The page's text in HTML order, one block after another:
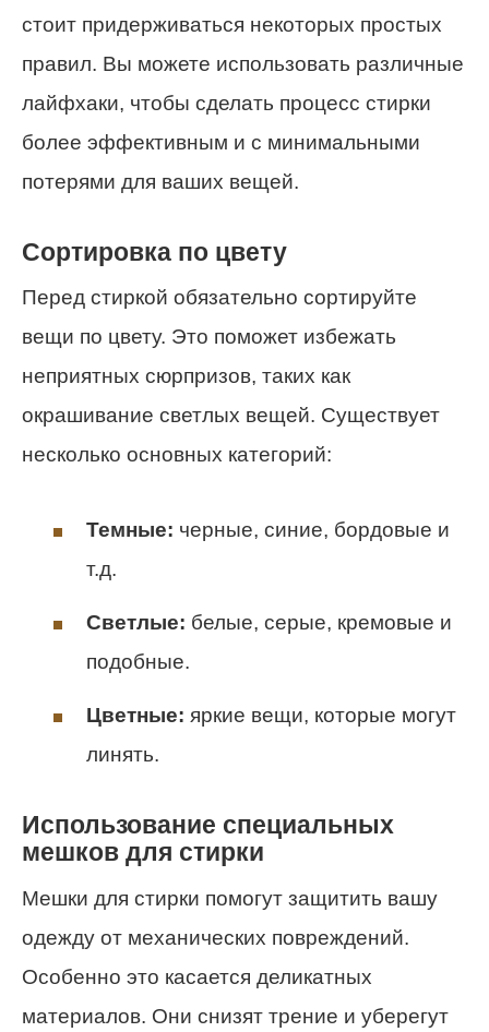
стоит придерживаться некоторых простых
правил. Вы можете использовать различные
лайфхаки, чтобы сделать процесс стирки
более эффективным и с минимальными
потерями для ваших вещей.
Сортировка по цвету
Перед стиркой обязательно сортируйте
вещи по цвету. Это поможет избежать
неприятных сюрпризов, таких как
окрашивание светлых вещей. Существует
несколько основных категорий:
Темные: черные, синие, бордовые и
т.д.
Светлые: белые, серые, кремовые и
подобные.
Цветные: яркие вещи, которые могут
линять.
Использование специальных
мешков для стирки
Мешки для стирки помогут защитить вашу
одежду от механических повреждений.
Особенно это касается деликатных
материалов. Они снизят трение и уберегут